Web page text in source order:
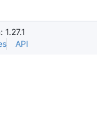
1.27.1
API